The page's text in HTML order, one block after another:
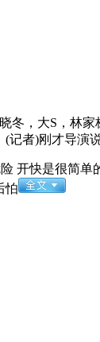
，大S，林
记者)刚才导演
快是很简单
怕